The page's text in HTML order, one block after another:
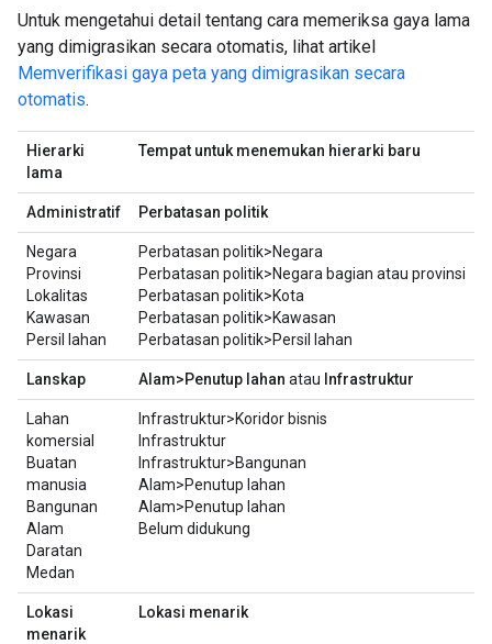
Untuk mengetahui detail tentang cara memeriksa gaya lama
yang dimigrasikan secara otomatis, lihat artikel
Memverifikasi gaya peta yang dimigrasikan secara
otomatis.
Hierarki
lama
Tempat untuk menemukan hierarki baru
Administratif Perbatasan politik
Negara
Provinsi
Lokalitas
Kawasan
Persil lahan
Perbatasan politik>Negara
Perbatasan politik>Negara bagian atau provinsi
Perbatasan politik>Kota
Perbatasan politik>Kawasan
Perbatasan politik>Persil lahan
Lanskap Alam>Penutup lahan atau Infrastruktur
Lahan
komersial
Buatan
manusia
Bangunan
Alam
Daratan
Medan
Infrastruktur>Koridor bisnis
Infrastruktur
Infrastruktur>Bangunan
Alam>Penutup lahan
Alam>Penutup lahan
Belum didukung
Lokasi
menarik
Lokasi menarik